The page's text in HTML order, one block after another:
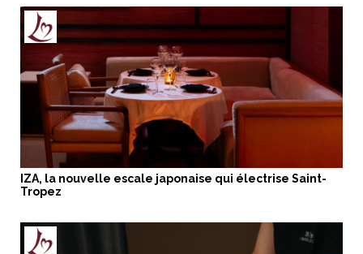
IZA, la nouvelle escale japonaise qui électrise Saint-
Tropez